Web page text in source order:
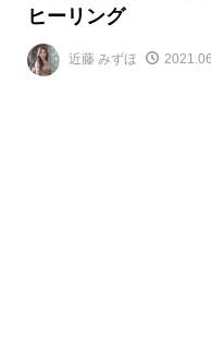
ヒーリング
近藤 みずほ